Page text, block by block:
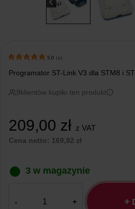
5.0 ( 2 )
Programator ST-Link V3 dla STM8 i
9klientów kupiło ten produkt
209,00 zł z VAT
Cena netto: 169,92 zł
3 w magazynie
Programator
+